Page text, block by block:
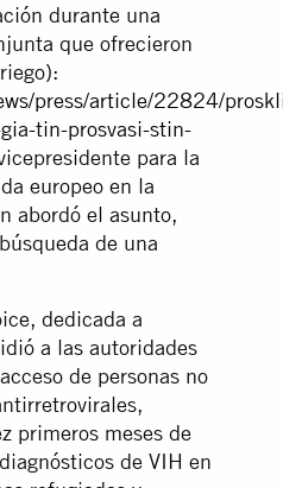
durante una
que ofrecieron
press/article/22824/
tin-prosvasi-stin-
para la
europeo en la
abordó el asunto,
de una
dedicada a
a las autoridades
de personas no
primeros meses de
de VIH en